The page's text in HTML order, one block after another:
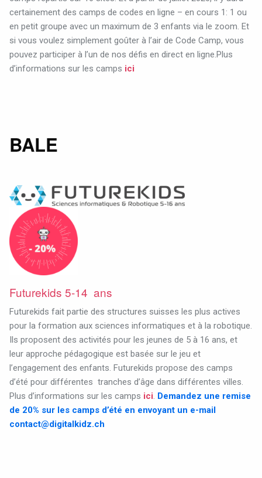
certainement des camps de codes en ligne – en cours 1: 1 ou
en petit groupe avec un maximum de 3 enfants via le zoom. Et
si vous voulez simplement goûter à l’air de Code Camp, vous
pouvez participer à l’un de nos défis en direct en ligne.Plus
d’informations sur les camps ici
BALE
Futurekids 5-14 ans
Futurekids fait partie des structures suisses les plus actives
pour la formation aux sciences informatiques et à la robotique.
Ils proposent des activités pour les jeunes de 5 à 16 ans, et
leur approche pédagogique est basée sur le jeu et
l’engagement des enfants. Futurekids propose des camps
d’été pour différentes tranches d’âge dans différentes villes.
Plus d’informations sur les camps ici. Demandez une remise
de 20% sur les camps d’été en envoyant un e-mail
contact@digitalkidz.ch